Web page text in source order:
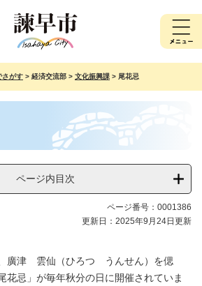
さがす > 経済交流部 > 文化振興課 > 尾花忌
ページ内目次
ページ番号：0001386
更新日：2025年9月24日更新
廣津 雲仙（ひろつ うんせん）を偲
花忌」が毎年秋分の日に開催されていま